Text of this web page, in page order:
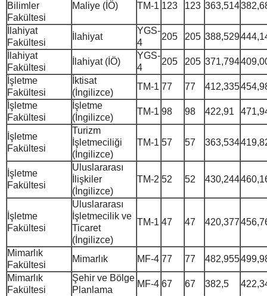
Bilimler
Fakültesi
Maliye (İÖ) TM-1 123 123 363,514
İlahiyat
Fakültesi
İlahiyat
YGS-
4
205 205 388,529
İlahiyat
Fakültesi
İlahiyat (İÖ)
YGS-
4
205 205 371,794
İşletme
Fakültesi
İktisat
(İngilizce)
TM-1 77 77 412,335
İşletme
Fakültesi
İşletme
(İngilizce)
TM-1 98 98 422,91
İşletme
Fakültesi
Turizm
İşletmeciliği
(İngilizce)
TM-1 57 57 363,534
İşletme
Fakültesi
Uluslararası
İlişkiler
(İngilizce)
TM-2 52 52 430,244
İşletme
Fakültesi
Uluslararası
İşletmecilik ve
Ticaret
(İngilizce)
TM-1 47 47 420,377
Mimarlık
Fakültesi
Mimarlık MF-4 77 77 482,955
Mimarlık
Fakültesi
Şehir ve Bölge
Planlama
MF-4 67 67 382,5